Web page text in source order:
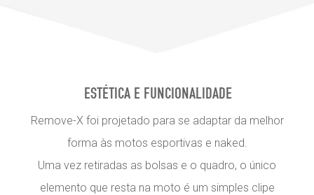
ESTÉTICA E FUNCIONALIDADE
Remove-X foi projetado para se adaptar da melhor
forma às motos esportivas e naked.
Uma vez retiradas as bolsas e o quadro, o único
elemento que resta na moto é um simples clipe